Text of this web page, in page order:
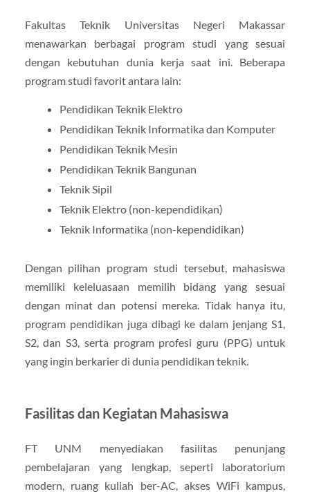
Fakultas Teknik Universitas Negeri Makassar
menawarkan berbagai program studi yang sesuai
dengan kebutuhan dunia kerja saat ini. Beberapa
program studi favorit antara lain:
Pendidikan Teknik Elektro
Pendidikan Teknik Informatika dan Komputer
Pendidikan Teknik Mesin
Pendidikan Teknik Bangunan
Teknik Sipil
Teknik Elektro (non-kependidikan)
Teknik Informatika (non-kependidikan)
Dengan pilihan program studi tersebut, mahasiswa
memiliki keleluasaan memilih bidang yang sesuai
dengan minat dan potensi mereka. Tidak hanya itu,
program pendidikan juga dibagi ke dalam jenjang S1,
S2, dan S3, serta program profesi guru (PPG) untuk
yang ingin berkarier di dunia pendidikan teknik.
Fasilitas dan Kegiatan Mahasiswa
FT UNM menyediakan fasilitas penunjang
pembelajaran yang lengkap, seperti laboratorium
modern, ruang kuliah ber-AC, akses WiFi kampus,